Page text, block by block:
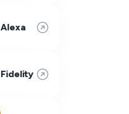
Alexa
Fidelity